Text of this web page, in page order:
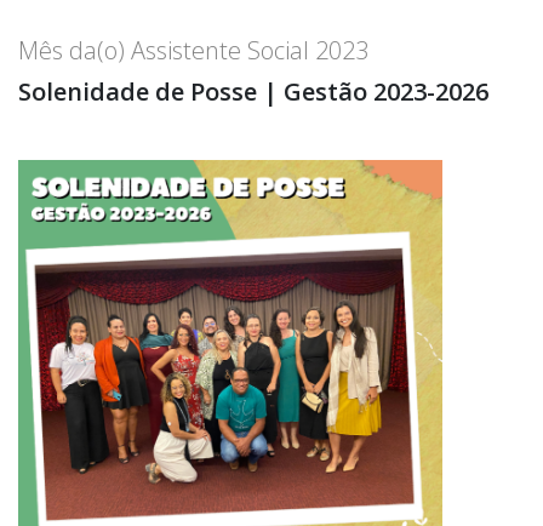
Mês da(o) Assistente Social 2023
Solenidade de Posse | Gestão 2023-2026